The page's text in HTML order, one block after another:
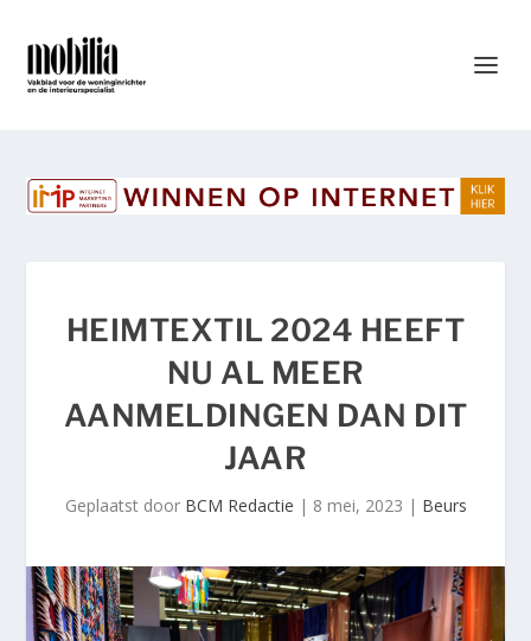
HEIMTEXTIL 2024 HEEFT
NU AL MEER
AANMELDINGEN DAN DIT
JAAR
Geplaatst door BCM Redactie | 8 mei, 2023 | Beurs